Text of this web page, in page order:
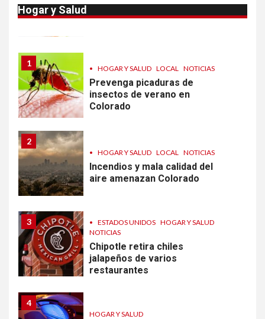
Hogar y Salud Sigue investigación sobre
Taylor Farms por lechuga
1
• HOGAR Y SALUD LOCAL NOTICIAS
Prevenga picaduras de
insectos de verano en
Colorado
2
• HOGAR Y SALUD LOCAL NOTICIAS
Incendios y mala calidad del
aire amenazan Colorado
3 • ESTADOS UNIDOS HOGAR Y SALUD
NOTICIAS
Chipotle retira chiles
jalapeños de varios
restaurantes
4
HOGAR Y SALUD